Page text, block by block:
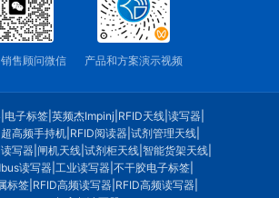
售顾问微信 产品和方案演示视频
| 电子标签| 英频杰Impinj RFID天线| 读写器|
超高频手持机| RFID阅读器| 试剂管理天线|
写器 |闸机天线 |试剂柜天线 |智能货架天线
读写器| 工业读写器| 不干胶电子标签|
标签| RFID高频读写器| RFID高频读写器|